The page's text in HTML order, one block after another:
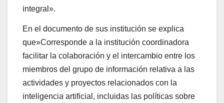
integral».
En el documento de sus institución se explica
que»Corresponde a la institución coordinadora
facilitar la colaboración y el intercambio entre los
miembros del grupo de información relativa a las
actividades y proyectos relacionados con la
inteligencia artificial, incluidas las políticas sobre